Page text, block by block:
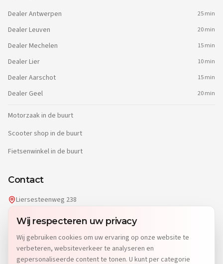
Wij respecteren uw privacy
Wij gebruiken cookies om uw ervaring op onze website te
verbeteren, websiteverkeer te analyseren en
gepersonaliseerde content te tonen. U kunt per categorie
DealerAntwerpen 25 min
DealerLeuven 20 min
DealerMechelen 15 min
DealerLier 10 min
DealerAarschot 15 min
Dealer Geel 20 min
Motorzaak in de buurt
Scooter shop in de buurt
Fietsenwinkel in de buurt
Contact
Liersesteenweg 238
info@dgwheels.be
014 96 04 32
Di: 9u-12u15 & 13u-19u